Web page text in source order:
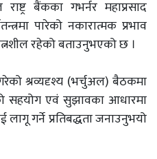
बैंकका गभर्नर महाप्रसाद
पारेको नकारात्मक प्रभाव
रहेको बताउनुभएको छ ।
श्रव्यदृश्य (भर्चुअल) बैठकमा
सहयोग एवं सुझावका आधारमा
गर्ने प्रतिबद्धता जनाउनुभयो